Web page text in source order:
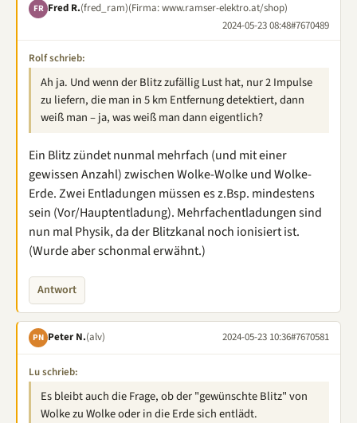
FR Fred R.(fred_ram)(Firma: www.ramser-elektro.at/shop)
2024-05-23 08:48#7670489
Rolf schrieb:
Ah ja. Und wenn der Blitz zufällig Lust hat, nur 2 Impulse
zu liefern, die man in 5 km Entfernung detektiert, dann
weiß man – ja, was weiß man dann eigentlich?
Ein Blitz zündet nunmal mehrfach (und mit einer
gewissen Anzahl) zwischen Wolke-Wolke und Wolke-
Erde. Zwei Entladungen müssen es z.Bsp. mindestens
sein (Vor/Hauptentladung). Mehrfachentladungen sind
nun mal Physik, da der Blitzkanal noch ionisiert ist.
(Wurde aber schonmal erwähnt.)
Antwort
PN Peter N.(alv) 2024-05-23 10:36#7670581
Lu schrieb:
Es bleibt auch die Frage, ob der "gewünschte Blitz" von
Wolke zu Wolke oder in die Erde sich entlädt.